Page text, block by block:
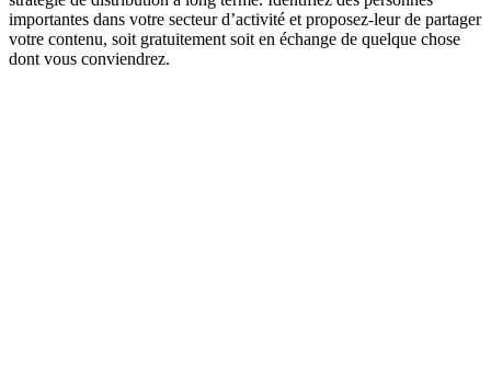
importantes dans votre secteur d’activité et proposez-leur de partager
votre contenu, soit gratuitement soit en échange de quelque chose
dont vous conviendrez.